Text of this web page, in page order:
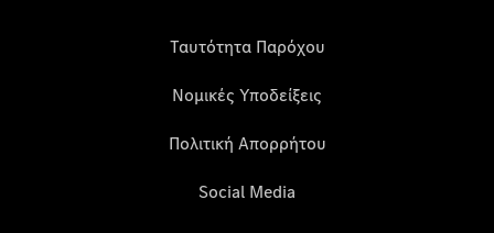
Ταυτότητα Παρόχου
Νομικές Υποδείξεις
Πολιτική Απορρήτου
Social Media